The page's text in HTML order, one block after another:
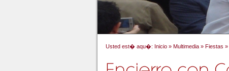
Usted est� aqu�: Inicio » Multimedia » Fiestas »